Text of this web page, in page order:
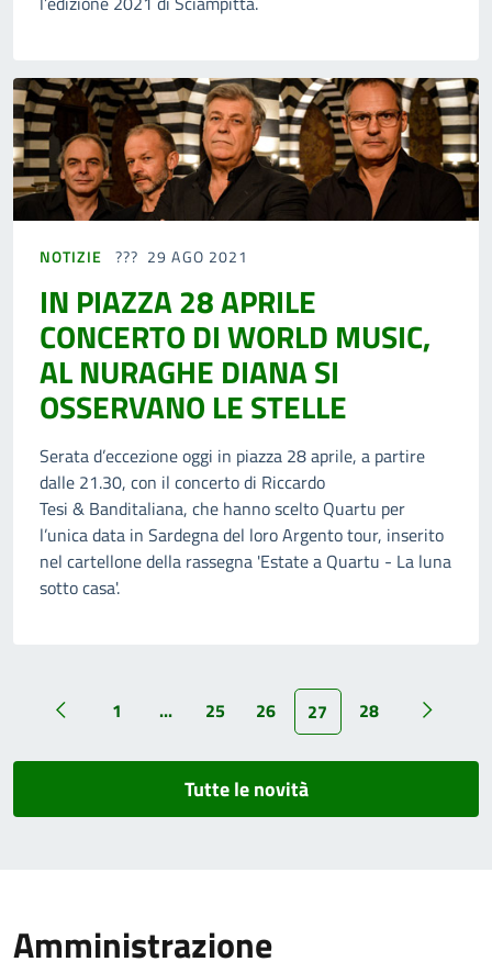
NOTIZIE 29 AGO 2021
IN PIAZZA 28 APRILE
CONCERTO DI WORLD MUSIC,
AL NURAGHE DIANA SI
OSSERVANO LE STELLE
Serata d’eccezione oggi in piazza 28 aprile, a partire
dalle 21.30, con il concerto di Riccardo
Tesi & Banditaliana, che hanno scelto Quartu per
l’unica data in Sardegna del loro Argento tour, inserito
nel cartellone della rassegna 'Estate a Quartu - La luna
sotto casa'.
1 ... 25 26 27 28
Tutte le novità
Amministrazione